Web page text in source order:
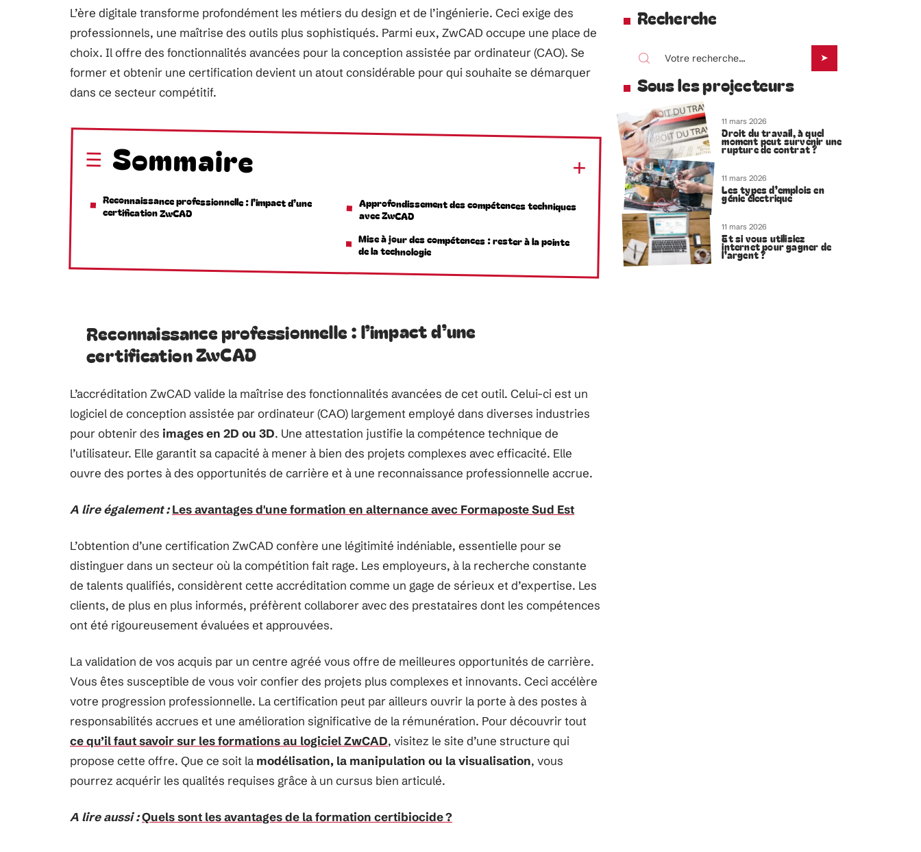
L’ère digitale transforme profondément les métiers du design et de l’ingénierie. Ceci exige des
professionnels, une maîtrise des outils plus sophistiqués. Parmi eux, ZwCAD occupe une place de
choix. Il offre des fonctionnalités avancées pour la conception assistée par ordinateur (CAO). Se
former et obtenir une certification devient un atout considérable pour qui souhaite se démarquer
dans ce secteur compétitif.
Sommaire
Reconnaissance professionnelle : l’impact d’une
certification ZwCAD Approfondissement des compétences techniques
avec ZwCAD
Mise à jour des compétences : rester à la pointe
de la technologie
Reconnaissance professionnelle : l’impact d’une
certification ZwCAD
L’accréditation ZwCAD valide la maîtrise des fonctionnalités avancées de cet outil. Celui-ci est un
logiciel de conception assistée par ordinateur (CAO) largement employé dans diverses industries
pour obtenir des images en 2D ou 3D. Une attestation justifie la compétence technique de
l’utilisateur. Elle garantit sa capacité à mener à bien des projets complexes avec efficacité. Elle
ouvre des portes à des opportunités de carrière et à une reconnaissance professionnelle accrue.
A lire également : Les avantages d'une formation en alternance avec Formaposte Sud Est
L’obtention d’une certification ZwCAD confère une légitimité indéniable, essentielle pour se
distinguer dans un secteur où la compétition fait rage. Les employeurs, à la recherche constante
de talents qualifiés, considèrent cette accréditation comme un gage de sérieux et d’expertise. Les
clients, de plus en plus informés, préfèrent collaborer avec des prestataires dont les compétences
ont été rigoureusement évaluées et approuvées.
La validation de vos acquis par un centre agréé vous offre de meilleures opportunités de carrière.
Vous êtes susceptible de vous voir confier des projets plus complexes et innovants. Ceci accélère
votre progression professionnelle. La certification peut par ailleurs ouvrir la porte à des postes à
responsabilités accrues et une amélioration significative de la rémunération. Pour découvrir tout
ce qu’il faut savoir sur les formations au logiciel ZwCAD, visitez le site d’une structure qui
propose cette offre. Que ce soit la modélisation, la manipulation ou la visualisation, vous
pourrez acquérir les qualités requises grâce à un cursus bien articulé.
A lire aussi :Quels sont les avantages de la formation certibiocide ?
Recherche
Sous les projecteurs
11 mars 2026
Droit du travail, à quel
moment peut survenir une
rupture de contrat ?
11 mars 2026
Les types d’emplois en
génie électrique
11 mars 2026
Et si vous utilisiez
internet pour gagner de
l’argent ?